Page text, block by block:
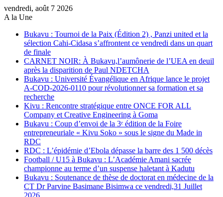
vendredi, août 7 2026
A la Une
Bukavu : Tournoi de la Paix (Édition 2) , Panzi united et la
sélection Cahi-Cidasa s’affrontent ce vendredi dans un quart
de finale
CARNET NOIR: À Bukavu,l’aumônerie de l’UEA en deuil
après la disparition de Paul NDETCHA
Bukavu : Université Évangélique en Afrique lance le projet
A-COD-2026-0110 pour révolutionner sa formation et sa
recherche
Kivu : Rencontre stratégique entre ONCE FOR ALL
Company et Creative Engineering à Goma
Bukavu : Coup d’envoi de la 3ᵉ édition de la Foire
entrepreneuriale « Kivu Soko » sous le signe du Made in
RDC
RDC : L’épidémie d’Ebola dépasse la barre des 1 500 décès
Football / U15 à Bukavu : L’Académie Amani sacrée
championne au terme d’un suspense haletant à Kadutu
Bukavu : Soutenance de thèse de doctorat en médecine de la
CT Dr Parvine Basimane Bisimwa ce vendredi,31 Juillet
2026